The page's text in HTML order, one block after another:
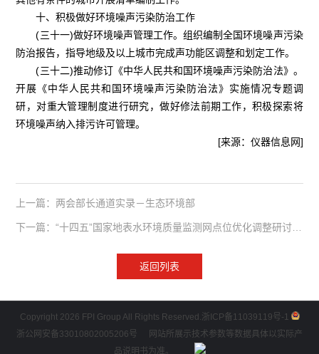
十、积极做好环境噪声污染防治工作
(三十一)做好环境噪声管理工作。组织编制全国环境噪声污染
防治报告，指导地级及以上城市完成声功能区调整和划定工作。
(三十二)推动修订《中华人民共和国环境噪声污染防治法》。
开展《中华人民共和国环境噪声污染防治法》实施情况专题调
研，对重大管理制度进行研究，做好修法前期工作，积极探索将
环境噪声纳入排污许可管理。
[来源：仪器信息网]
上一篇：两会部长通道实录－生态环境部
返回列表
Copyright 2026 FPI Group All Rights Reserved.浙ICP备11039119号-1
浙公网安备33010802005206号
网站所展示技术参数等数据具体以实际产
品说明书为准。